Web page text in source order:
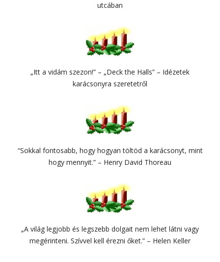
utcában
„Itt a vidám szezon!” – „Deck the Halls” – Idézetek
karácsonyra szeretetről
“Sokkal fontosabb, hogy hogyan töltöd a karácsonyt, mint
hogy mennyit.” – Henry David Thoreau
„A világ legjobb és legszebb dolgait nem lehet látni vagy
megérinteni. Szívvel kell érezni őket.” – Helen Keller